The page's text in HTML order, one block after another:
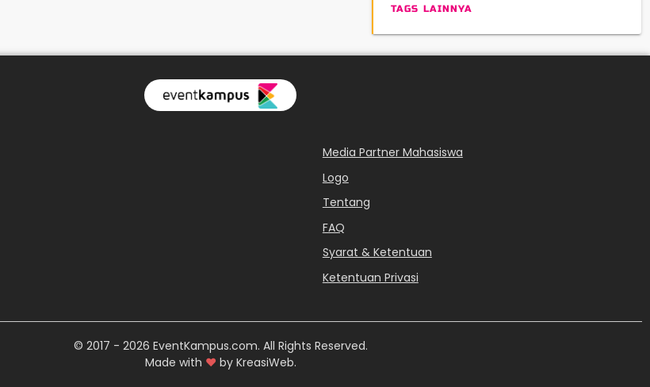
TAGS LAINNYA
Media Partner Mahasiswa
Logo
Tentang
FAQ
Syarat & Ketentuan
Ketentuan Privasi
© 2017 - 2026 EventKampus.com. All Rights Reserved.
Made with ♥ by KreasiWeb.